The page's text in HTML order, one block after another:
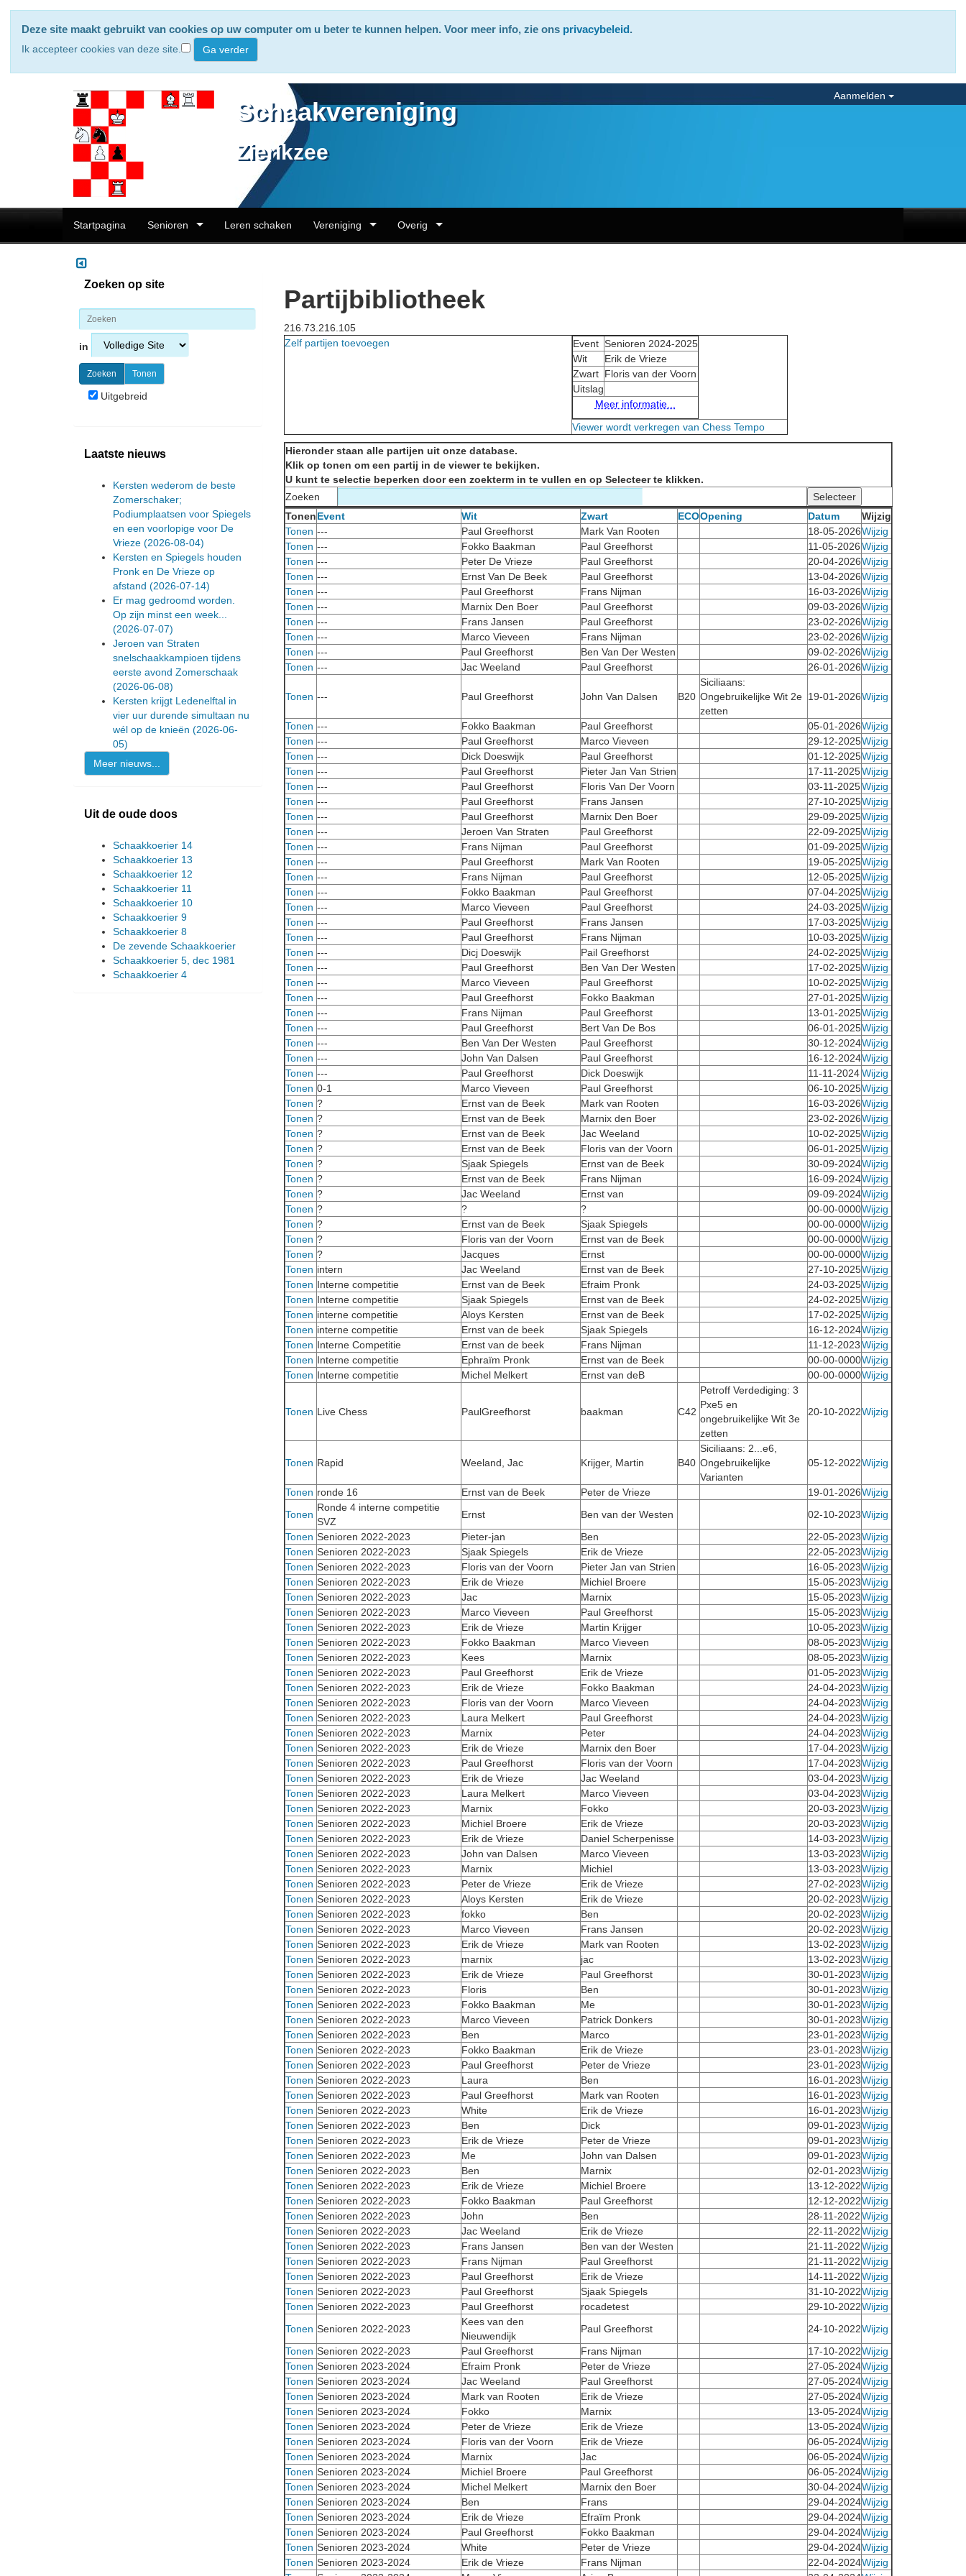
Deze site maakt gebruikt van cookies op uw computer om u beter te kunnen helpen. Voor meer info, zie ons privacybeleid.
Ik accepteer cookies van deze site.
Schaakvereniging
Zierikzee
Aanmelden
Startpagina Senioren Leren schaken Vereniging Overig
Partijbibliotheek
216.73.216.105
Zelf partijen toevoegen
Event Senioren 2024-2025
Wit
Erik de Vrieze
Zwart Floris van der Voorn
Uitslag
Meer informatie...
Viewer wordt verkregen van Chess Tempo
Hieronder staan alle partijen uit onze database.
Klik op tonen om een partij in de viewer te bekijken.
U kunt te selectie beperken door een zoekterm in te vullen en op Selecteer te klikken.
Zoeken
TonenEvent Wit Zwart ECOOpening Datum
Wijzig
Tonen --- Paul Greefhorst Mark Van Rooten 18-05-2026Wijzig
Tonen --- Fokko Baakman Paul Greefhorst 11-05-2026Wijzig
Tonen --- Peter De Vrieze Paul Greefhorst 20-04-2026Wijzig
Tonen --- Ernst Van De Beek Paul Greefhorst 13-04-2026Wijzig
Tonen --- Paul Greefhorst Frans Nijman 16-03-2026Wijzig
Tonen --- Marnix Den Boer Paul Greefhorst 09-03-2026Wijzig
Tonen --- Frans Jansen Paul Greefhorst 23-02-2026Wijzig
Tonen --- Marco Vieveen Frans Nijman 23-02-2026Wijzig
Tonen --- Paul Greefhorst Ben Van Der Westen 09-02-2026Wijzig
Tonen --- Jac Weeland Paul Greefhorst 26-01-2026Wijzig
Tonen --- Paul Greefhorst John Van Dalsen B20
Siciliaans:
Ongebruikelijke Wit 2e
zetten
19-01-2026Wijzig
Tonen --- Fokko Baakman Paul Greefhorst 05-01-2026Wijzig
Tonen --- Paul Greefhorst Marco Vieveen 29-12-2025Wijzig
Tonen --- Dick Doeswijk Paul Greefhorst 01-12-2025Wijzig
Tonen --- Paul Greefhorst Pieter Jan Van Strien 17-11-2025Wijzig
Tonen --- Paul Greefhorst Floris Van Der Voorn 03-11-2025Wijzig
Tonen --- Paul Greefhorst Frans Jansen 27-10-2025Wijzig
Tonen --- Paul Greefhorst Marnix Den Boer 29-09-2025Wijzig
Tonen --- Jeroen Van Straten Paul Greefhorst 22-09-2025Wijzig
Tonen --- Frans Nijman Paul Greefhorst 01-09-2025Wijzig
Tonen --- Paul Greefhorst Mark Van Rooten 19-05-2025Wijzig
Tonen --- Frans Nijman Paul Greefhorst 12-05-2025Wijzig
Tonen --- Fokko Baakman Paul Greefhorst 07-04-2025Wijzig
Tonen --- Marco Vieveen Paul Greefhorst 24-03-2025Wijzig
Tonen --- Paul Greefhorst Frans Jansen 17-03-2025Wijzig
Tonen --- Paul Greefhorst Frans Nijman 10-03-2025Wijzig
Tonen --- Dicj Doeswijk Pail Greefhorst 24-02-2025Wijzig
Tonen --- Paul Greefhorst Ben Van Der Westen 17-02-2025Wijzig
Tonen --- Marco Vieveen Paul Greefhorst 10-02-2025Wijzig
Tonen --- Paul Greefhorst Fokko Baakman 27-01-2025Wijzig
Tonen --- Frans Nijman Paul Greefhorst 13-01-2025Wijzig
Tonen --- Paul Greefhorst Bert Van De Bos 06-01-2025Wijzig
Tonen --- Ben Van Der Westen Paul Greefhorst 30-12-2024Wijzig
Tonen --- John Van Dalsen Paul Greefhorst 16-12-2024Wijzig
Tonen --- Paul Greefhorst Dick Doeswijk 11-11-2024 Wijzig
Tonen 0-1 Marco Vieveen Paul Greefhorst 06-10-2025Wijzig
Tonen ? Ernst van de Beek Mark van Rooten 16-03-2026Wijzig
Tonen ? Ernst van de Beek Marnix den Boer 23-02-2026Wijzig
Tonen ? Ernst van de Beek Jac Weeland 10-02-2025Wijzig
Tonen ? Ernst van de Beek Floris van der Voorn 06-01-2025Wijzig
Tonen ? Sjaak Spiegels Ernst van de Beek 30-09-2024Wijzig
Tonen ? Ernst van de Beek Frans Nijman 16-09-2024Wijzig
Tonen ? Jac Weeland Ernst van 09-09-2024Wijzig
Tonen ? ? ? 00-00-0000Wijzig
Tonen ? Ernst van de Beek Sjaak Spiegels 00-00-0000Wijzig
Tonen ? Floris van der Voorn Ernst van de Beek 00-00-0000Wijzig
Tonen ? Jacques Ernst 00-00-0000Wijzig
Tonen intern Jac Weeland Ernst van de Beek 27-10-2025Wijzig
Tonen Interne competitie Ernst van de Beek Efraim Pronk 24-03-2025Wijzig
Tonen Interne competitie Sjaak Spiegels Ernst van de Beek 24-02-2025Wijzig
Tonen interne competitie Aloys Kersten Ernst van de Beek 17-02-2025Wijzig
Tonen interne competitie Ernst van de beek Sjaak Spiegels 16-12-2024Wijzig
Tonen Interne Competitie Ernst van de beek Frans Nijman 11-12-2023Wijzig
Tonen Interne competitie Ephraïm Pronk Ernst van de Beek 00-00-0000Wijzig
Tonen Interne competitie Michel Melkert Ernst van deB 00-00-0000Wijzig
Tonen Live Chess PaulGreefhorst baakman C42
Petroff Verdediging: 3
Pxe5 en
ongebruikelijke Wit 3e
zetten
20-10-2022Wijzig
Tonen Rapid Weeland, Jac Krijger, Martin B40
Siciliaans: 2...e6,
Ongebruikelijke
Varianten
05-12-2022Wijzig
Tonen ronde 16 Ernst van de Beek Peter de Vrieze 19-01-2026Wijzig
Tonen
Ronde 4 interne competitie
SVZ
Ernst Ben van der Westen 02-10-2023Wijzig
Tonen Senioren 2022-2023 Pieter-jan Ben 22-05-2023Wijzig
Tonen Senioren 2022-2023 Sjaak Spiegels Erik de Vrieze 22-05-2023Wijzig
Tonen Senioren 2022-2023 Floris van der Voorn Pieter Jan van Strien 16-05-2023Wijzig
Tonen Senioren 2022-2023 Erik de Vrieze Michiel Broere 15-05-2023Wijzig
Tonen Senioren 2022-2023 Jac Marnix 15-05-2023Wijzig
Tonen Senioren 2022-2023 Marco Vieveen Paul Greefhorst 15-05-2023Wijzig
Tonen Senioren 2022-2023 Erik de Vrieze Martin Krijger 10-05-2023Wijzig
Tonen Senioren 2022-2023 Fokko Baakman Marco Vieveen 08-05-2023Wijzig
Tonen Senioren 2022-2023 Kees Marnix 08-05-2023Wijzig
Tonen Senioren 2022-2023 Paul Greefhorst Erik de Vrieze 01-05-2023Wijzig
Tonen Senioren 2022-2023 Erik de Vrieze Fokko Baakman 24-04-2023Wijzig
Tonen Senioren 2022-2023 Floris van der Voorn Marco Vieveen 24-04-2023Wijzig
Tonen Senioren 2022-2023 Laura Melkert Paul Greefhorst 24-04-2023Wijzig
Tonen Senioren 2022-2023 Marnix Peter 24-04-2023Wijzig
Tonen Senioren 2022-2023 Erik de Vrieze Marnix den Boer 17-04-2023Wijzig
Tonen Senioren 2022-2023 Paul Greefhorst Floris van der Voorn 17-04-2023Wijzig
Tonen Senioren 2022-2023 Erik de Vrieze Jac Weeland 03-04-2023Wijzig
Tonen Senioren 2022-2023 Laura Melkert Marco Vieveen 03-04-2023Wijzig
Tonen Senioren 2022-2023 Marnix Fokko 20-03-2023Wijzig
Tonen Senioren 2022-2023 Michiel Broere Erik de Vrieze 20-03-2023Wijzig
Tonen Senioren 2022-2023 Erik de Vrieze Daniel Scherpenisse 14-03-2023Wijzig
Tonen Senioren 2022-2023 John van Dalsen Marco Vieveen 13-03-2023Wijzig
Tonen Senioren 2022-2023 Marnix Michiel 13-03-2023Wijzig
Tonen Senioren 2022-2023 Peter de Vrieze Erik de Vrieze 27-02-2023Wijzig
Tonen Senioren 2022-2023 Aloys Kersten Erik de Vrieze 20-02-2023Wijzig
Tonen Senioren 2022-2023 fokko Ben 20-02-2023Wijzig
Tonen Senioren 2022-2023 Marco Vieveen Frans Jansen 20-02-2023Wijzig
Tonen Senioren 2022-2023 Erik de Vrieze Mark van Rooten 13-02-2023Wijzig
Tonen Senioren 2022-2023 marnix jac 13-02-2023Wijzig
Tonen Senioren 2022-2023 Erik de Vrieze Paul Greefhorst 30-01-2023Wijzig
Tonen Senioren 2022-2023 Floris Ben 30-01-2023Wijzig
Tonen Senioren 2022-2023 Fokko Baakman Me 30-01-2023Wijzig
Tonen Senioren 2022-2023 Marco Vieveen Patrick Donkers 30-01-2023Wijzig
Tonen Senioren 2022-2023 Ben Marco 23-01-2023Wijzig
Tonen Senioren 2022-2023 Fokko Baakman Erik de Vrieze 23-01-2023Wijzig
Tonen Senioren 2022-2023 Paul Greefhorst Peter de Vrieze 23-01-2023Wijzig
Tonen Senioren 2022-2023 Laura Ben 16-01-2023Wijzig
Tonen Senioren 2022-2023 Paul Greefhorst Mark van Rooten 16-01-2023Wijzig
Tonen Senioren 2022-2023 White Erik de Vrieze 16-01-2023Wijzig
Tonen Senioren 2022-2023 Ben Dick 09-01-2023Wijzig
Tonen Senioren 2022-2023 Erik de Vrieze Peter de Vrieze 09-01-2023Wijzig
Tonen Senioren 2022-2023 Me John van Dalsen 09-01-2023Wijzig
Tonen Senioren 2022-2023 Ben Marnix 02-01-2023Wijzig
Tonen Senioren 2022-2023 Erik de Vrieze Michiel Broere 13-12-2022Wijzig
Tonen Senioren 2022-2023 Fokko Baakman Paul Greefhorst 12-12-2022Wijzig
Tonen Senioren 2022-2023 John Ben 28-11-2022Wijzig
Tonen Senioren 2022-2023 Jac Weeland Erik de Vrieze 22-11-2022Wijzig
Tonen Senioren 2022-2023 Frans Jansen Ben van der Westen 21-11-2022Wijzig
Tonen Senioren 2022-2023 Frans Nijman Paul Greefhorst 21-11-2022Wijzig
Tonen Senioren 2022-2023 Paul Greefhorst Erik de Vrieze 14-11-2022Wijzig
Tonen Senioren 2022-2023 Paul Greefhorst Sjaak Spiegels 31-10-2022Wijzig
Tonen Senioren 2022-2023 Paul Greefhorst rocadetest 29-10-2022Wijzig
Tonen Senioren 2022-2023
Kees van den
Nieuwendijk
Paul Greefhorst 24-10-2022Wijzig
Tonen Senioren 2022-2023 Paul Greefhorst Frans Nijman 17-10-2022Wijzig
Tonen Senioren 2023-2024 Efraim Pronk Peter de Vrieze 27-05-2024Wijzig
Tonen Senioren 2023-2024 Jac Weeland Paul Greefhorst 27-05-2024Wijzig
Tonen Senioren 2023-2024 Mark van Rooten Erik de Vrieze 27-05-2024Wijzig
Tonen Senioren 2023-2024 Fokko Marnix 13-05-2024Wijzig
Tonen Senioren 2023-2024 Peter de Vrieze Erik de Vrieze 13-05-2024Wijzig
Tonen Senioren 2023-2024 Floris van der Voorn Erik de Vrieze 06-05-2024Wijzig
Tonen Senioren 2023-2024 Marnix Jac 06-05-2024Wijzig
Tonen Senioren 2023-2024 Michiel Broere Paul Greefhorst 06-05-2024Wijzig
Tonen Senioren 2023-2024 Michel Melkert Marnix den Boer 30-04-2024Wijzig
Tonen Senioren 2023-2024 Ben Frans 29-04-2024Wijzig
Tonen Senioren 2023-2024 Erik de Vrieze Efraïm Pronk 29-04-2024Wijzig
Tonen Senioren 2023-2024 Paul Greefhorst Fokko Baakman 29-04-2024Wijzig
Tonen Senioren 2023-2024 White Peter de Vrieze 29-04-2024Wijzig
Tonen Senioren 2023-2024 Erik de Vrieze Frans Nijman 22-04-2024Wijzig
Zoeken op site
in
Uitgebreid
Laatste nieuws
Kersten wederom de beste
Zomerschaker;
Podiumplaatsen voor Spiegels
en een voorlopige voor De
Vrieze (2026-08-04)
Kersten en Spiegels houden
Pronk en De Vrieze op
afstand (2026-07-14)
Er mag gedroomd worden.
Op zijn minst een week...
(2026-07-07)
Jeroen van Straten
snelschaakkampioen tijdens
eerste avond Zomerschaak
(2026-06-08)
Kersten krijgt Ledenelftal in
vier uur durende simultaan nu
wél op de knieën (2026-06-
05)
Meer nieuws...
Uit de oude doos
Schaakkoerier 14
Schaakkoerier 13
Schaakkoerier 12
Schaakkoerier 11
Schaakkoerier 10
Schaakkoerier 9
Schaakkoerier 8
De zevende Schaakkoerier
Schaakkoerier 5, dec 1981
Schaakkoerier 4